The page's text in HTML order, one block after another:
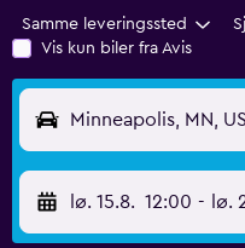
Samme leveringssted
Vis kun biler fra Avis
Minneapolis, MN,
lø. 15.8. 12:00 - lø.